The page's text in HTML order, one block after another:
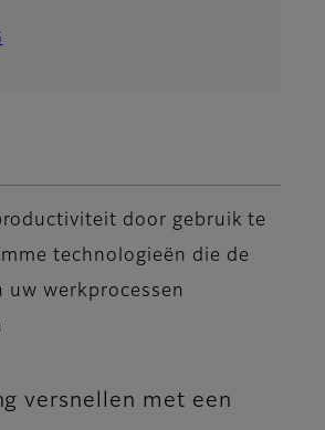
door gebruik te
technologieën die de
uw werkprocessen
versnellen met een